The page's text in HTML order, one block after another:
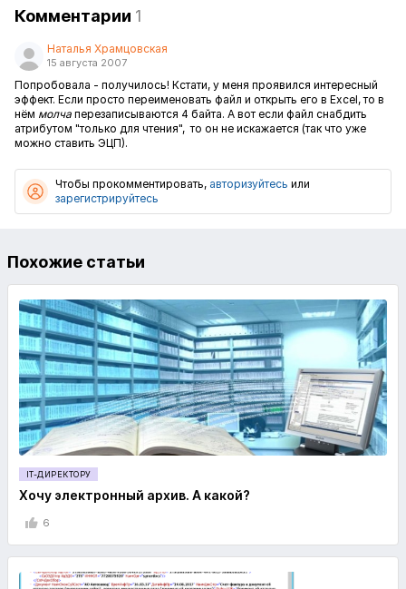
Комментарии 1
Наталья Храмцовская
15 августа 2007
Попробовала - получилось! Кстати, у меня проявился интересный
эффект. Если просто переименовать файл и открыть его в Excel, то в
нём молча перезаписываются 4 байта. А вот если файл снабдить
атрибутом "только для чтения", то он не искажается (так что уже
можно ставить ЭЦП).
Чтобы прокомментировать, авторизуйтесь или
зарегистрируйтесь
Похожие статьи
IT-ДИРЕКТОРУ
Хочу электронный архив. А какой?
6